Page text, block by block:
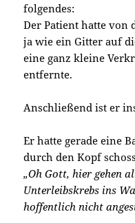
folgendes:
Der Patient hatte von
ja wie ein Gitter auf
eine ganz kleine
entfernte.
Anschließend ist er
Er hatte gerade eine
durch den Kopf
„Oh Gott, hier gehen
Unterleibskrebs ins
hoffentlich nicht